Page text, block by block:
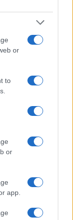
or
to
or
app.
superiore,
essere in
anno circa.
istruzione
un effetto
chi viene
di
in media il 6%